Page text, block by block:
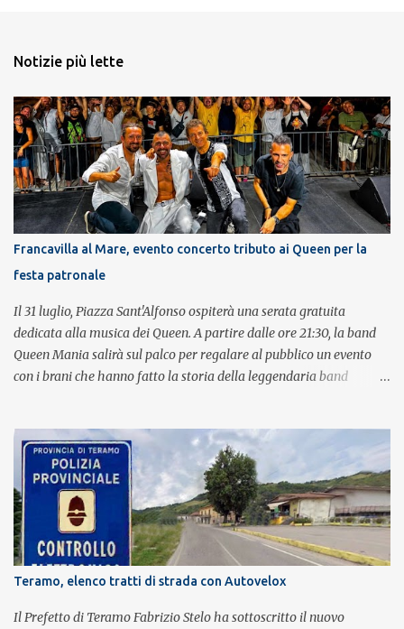
Notizie più lette
Francavilla al Mare, evento concerto tributo ai Queen per la
festa patronale
Il 31 luglio, Piazza Sant'Alfonso ospiterà una serata gratuita
dedicata alla musica dei Queen. A partire dalle ore 21:30, la band
Queen Mania salirà sul palco per regalare al pubblico un evento
con i brani che hanno fatto la storia della leggendaria band
con grande successo la passione e l'energia del celebre gruppo. Lo
spettacolo si inserisce nell'ambito dei festeggiamenti in onore di
Sant'Alfonso, il santo patrono della città. La formazione sul palco è
composta da Simone Fortuna alla batteria e voce, Fabrizio
Palermo al basso e voce, Tiziano Giampieri alla chitarra e voce, e
Salvo Vinci alla voce. Salvo Vinci è la voce scelta direttamente da
Brian May e Roger Taylor per il musical We Will Rock You.
Teramo, elenco tratti di strada con Autovelox
Il Prefetto di Teramo Fabrizio Stelo ha sottoscritto il nuovo